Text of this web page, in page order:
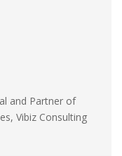
and Partner of
Vibiz Consulting